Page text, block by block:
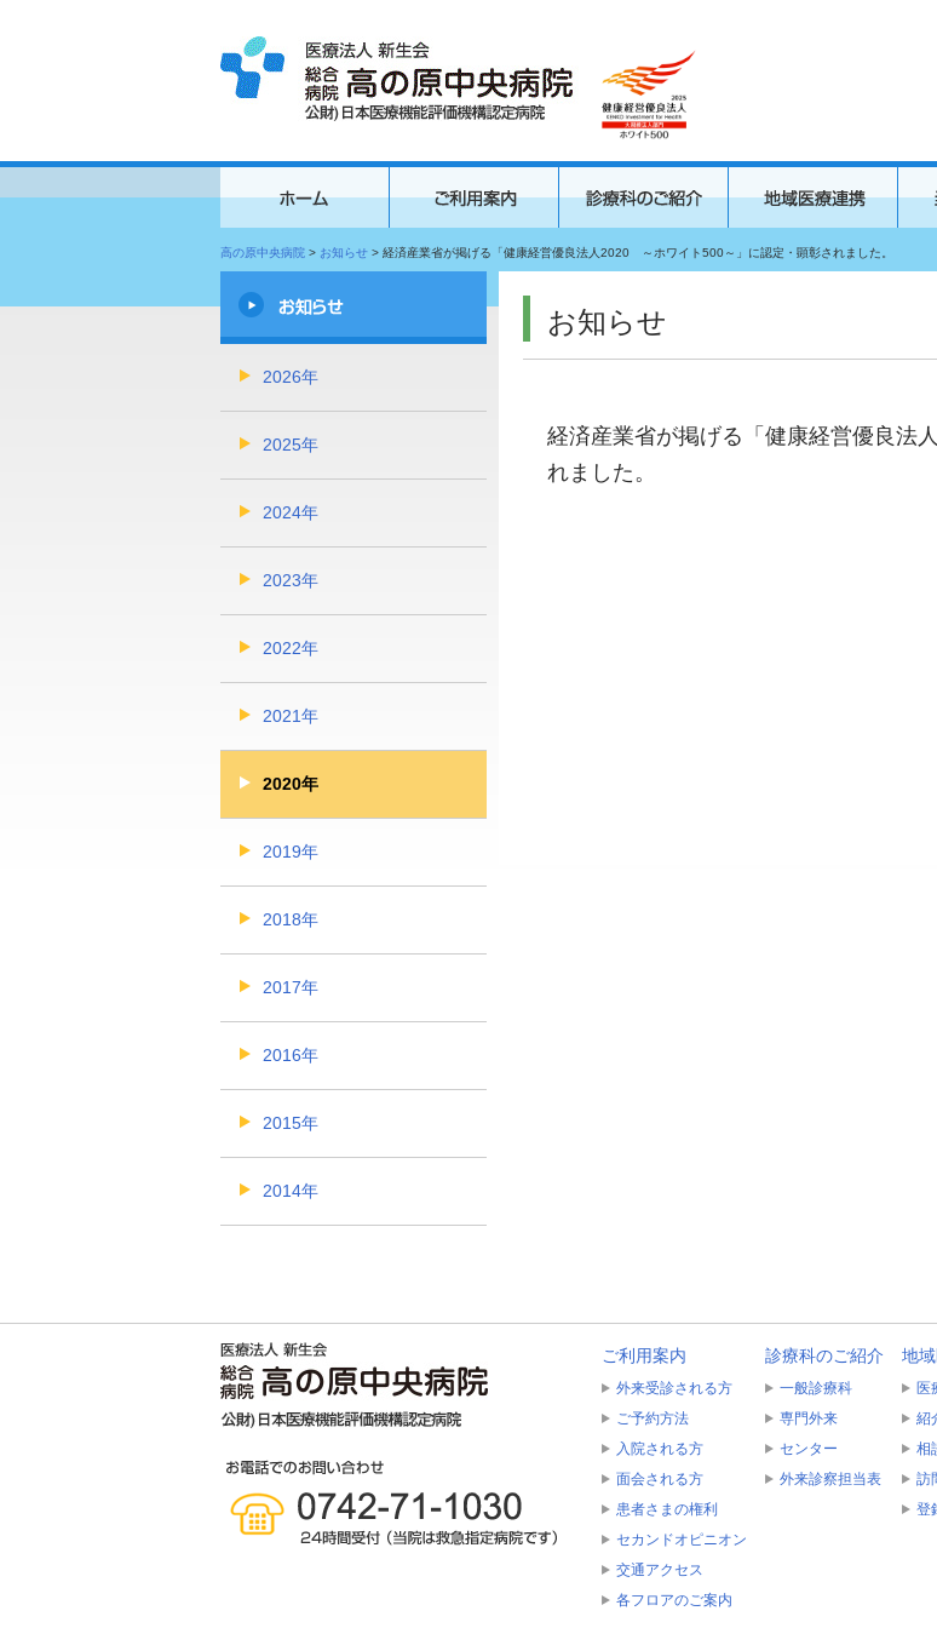
高の原中央病院 > お知らせ > 経済産業省が掲げる「健康経営優良法人2020 ～ホワイト500～」に認定・顕彰されました。
お知らせ
経済産業省が掲げる「健康経営優良法
れました。
2026年
2025年
2024年
2023年
2022年
2021年
2020年
2019年
2018年
2017年
2016年
2015年
2014年
ご利用案内
外来受診される方
ご予約方法
入院される方
面会される方
患者さまの権利
セカンドオピニオン
交通アクセス
各フロアのご案内
診療科のご紹介
一般診療科
専門外来
センター
外来診察担当表
地
医
紹
相
訪
登